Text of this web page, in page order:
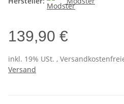
139,90 €
inkl. 19% USt. ,
Versand